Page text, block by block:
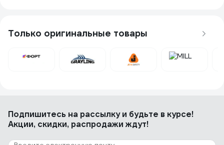
19 отзывов
Отзыв о комплекте Jeta Safety JPC76b-L
Лёгкий, комфортный, удобно что куртка штаны
отдельно
Только оригинальные товары
Подпишитесь на рассылкуи будьте в курсе!
Акции, скидки, распродажи ждут!